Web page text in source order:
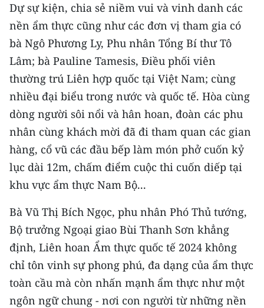
Media Y tế
Media Khoa học - Công nghệ
Media Môi trường
Ảnh
Infographic
TIN MỚI
TIN ĐỊA PHƯƠNG
Trung du và miền núi phía Bắc
Đồng bằng sông Hồng
Bắc Trung Bộ
Duyên hải Nam Trung Bộ và Tây
Dự sự kiện, chia sẻ niềm vui và vinh danh các
nền ẩm thực cũng như các đơn vị tham gia có
bà Ngô Phương Ly, Phu nhân Tổng Bí thư Tô
Lâm; bà Pauline Tamesis, Ðiều phối viên
thường trú Liên hợp quốc tại Việt Nam; cùng
nhiều đại biểu trong nước và quốc tế. Hòa cùng
dòng người sôi nổi và hân hoan, đoàn các phu
nhân cùng khách mời đã đi tham quan các gian
hàng, cổ vũ các đầu bếp làm món phở cuốn kỷ
lục dài 12m, chấm điểm cuộc thi cuốn diếp tại
khu vực ẩm thực Nam Bộ...
Bà Vũ Thị Bích Ngọc, phu nhân Phó Thủ tướng,
Bộ trưởng Ngoại giao Bùi Thanh Sơn khẳng
định, Liên hoan Ẩm thực quốc tế 2024 không
chỉ tôn vinh sự phong phú, đa dạng của ẩm thực
toàn cầu mà còn nhấn mạnh ẩm thực như một
ngôn ngữ chung - nơi con người từ những nền